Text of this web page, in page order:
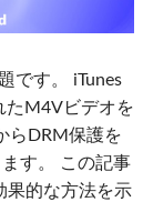
です。 iTunes
たM4Vビデオを
らDRM保護を
す。 この記事
果的な方法を示